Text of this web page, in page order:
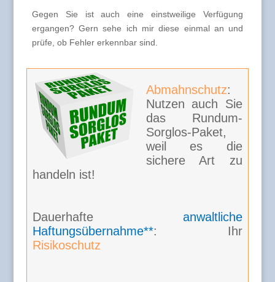
Gegen Sie ist auch eine einstweilige Verfügung
ergangen? Gern sehe ich mir diese einmal an und
prüfe, ob Fehler erkennbar sind.
Abmahnschutz:
Nutzen auch Sie
das Rundum-
Sorglos-Paket,
weil es die
sichere Art zu
handeln ist!
Dauerhafteanwaltliche
Haftungsübernahme**: Ihr
Risikoschutz